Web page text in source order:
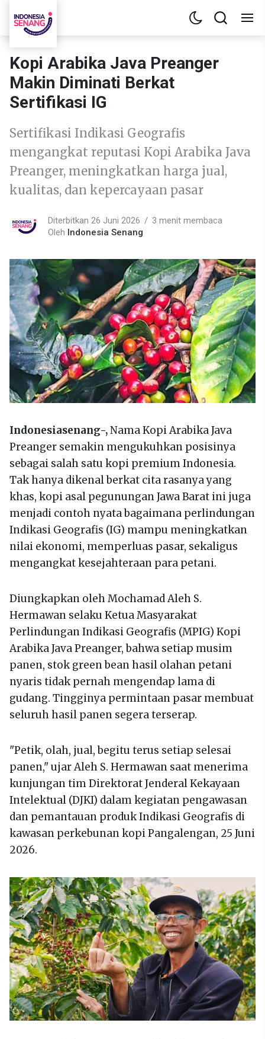
Kopi Arabika Java Preanger
Makin Diminati Berkat
Sertifikasi IG
Sertifikasi Indikasi Geografis
mengangkat reputasi Kopi Arabika Java
Preanger, meningkatkan harga jual,
kualitas, dan kepercayaan pasar
Diterbitkan 26 Juni 2026
3 menit membaca
Oleh Indonesia Senang
Indonesiasenang-,Nama Kopi Arabika Java
Preanger semakin mengukuhkan posisinya
sebagai salah satu kopi premium Indonesia.
Tak hanya dikenal berkat cita rasanya yang
khas, kopi asal pegunungan Jawa Barat ini juga
menjadi contoh nyata bagaimana perlindungan
Indikasi Geografis (IG) mampu meningkatkan
nilai ekonomi, memperluas pasar, sekaligus
mengangkat kesejahteraan para petani.
Diungkapkan oleh Mochamad Aleh S.
Hermawan selaku Ketua Masyarakat
Perlindungan Indikasi Geografis (MPIG) Kopi
Arabika Java Preanger, bahwa setiap musim
panen, stok green bean hasil olahan petani
nyaris tidak pernah mengendap lama di
gudang. Tingginya permintaan pasar membuat
seluruh hasil panen segera terserap.
"Petik, olah, jual, begitu terus setiap selesai
panen," ujar Aleh S. Hermawan saat menerima
kunjungan tim Direktorat Jenderal Kekayaan
Intelektual (DJKI) dalam kegiatan pengawasan
dan pemantauan produk Indikasi Geografis di
kawasan perkebunan kopi Pangalengan, 25 Juni
2026.